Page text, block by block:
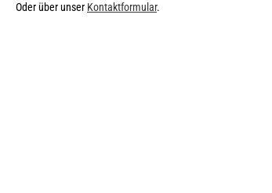
Oder über unser Kontaktformular.